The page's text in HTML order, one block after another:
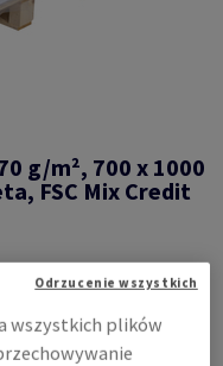
g/m², 700 x 1000
FSC Mix Credit
m2, 700mm x 1000mm, B1,
500 ark., FSC Mix Credit
wszystkich plików
Odrzucenie wszystkich